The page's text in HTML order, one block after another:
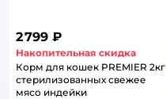
2 799 ₽
Накопительная скидка
Корм для кошек PREMIER 2кг
стерилизованных свежее
мясо индейки